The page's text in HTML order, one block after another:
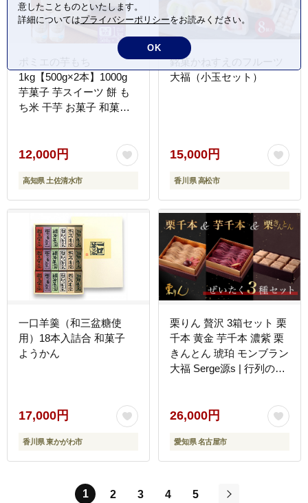
ポミエの芋もち
1kg【500g×2本】1000g
芋菓子 芋スイーツ 餅 も
ち米 干芋 お菓子 和菓子
差し入れ お取り寄せ
12,000円
高知県 土佐清水市
銘菓かねすえのフルーツ
大福（小玉セット）
15,000円
香川県 高松市
一口羊羹（和三盆糖使
用）18本入詰合 和菓子
ようかん
17,000円
香川県 東かがわ市
栗りん 贅沢 3箱セット 栗
千本 黄金 芋千本 濃紫 栗
きんとん 琥珀 モンブラン
大福 Serge源s | 行列ので
感 おしゃれ ギフト プレ
ゼント 贈り物 手土産 人
気 おすすめ 送料無料
26,000円
愛知県 名古屋市
1 2 3 4
5
意したことものといたします。
詳細についてはプライバシーポリシーをお読みください。
OK